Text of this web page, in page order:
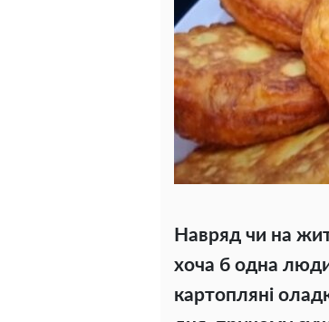
Навряд чи на
хоча б одна
картопляні